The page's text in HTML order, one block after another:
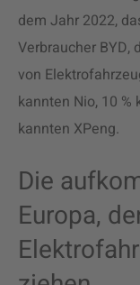
dem Jahr 2022,
Verbraucher
von
kannten Nio, 10 %
kannten XPeng.
Die
Europa,